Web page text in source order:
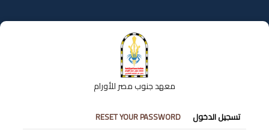
إلى
المحتوى
معهد جنوب مصر للأورام
التبويبات
الأساسية
تسجيل الدخول RESET YOUR PASSWORD